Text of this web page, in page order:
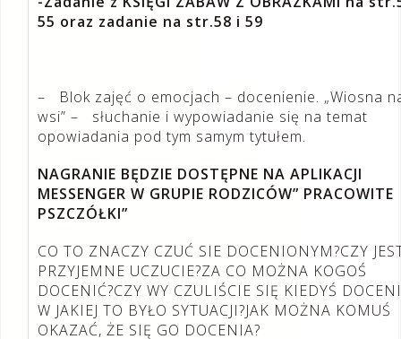
55 oraz zadanie na str.58 i 59
– Blok zajęć o emocjach – docenienie. „Wiosna
wsi” – słuchanie i wypowiadanie się na temat
opowiadania pod tym samym tytułem.
NAGRANIE BĘDZIE DOSTĘPNE NA APLIKACJI
MESSENGER W GRUPIE RODZICÓW” PRACOWITE
PSZCZÓŁKI”
CO TO ZNACZY CZUĆ SIE DOCENIONYM?CZY
PRZYJEMNE UCZUCIE?ZA CO MOŻNA KOGOŚ
DOCENIĆ?CZY WY CZULIŚCIE SIĘ KIEDYŚ
W JAKIEJ TO BYŁO SYTUACJI?JAK MOŻNA KOMUŚ
OKAZAĆ, ŻE SIĘ GO DOCENIA?